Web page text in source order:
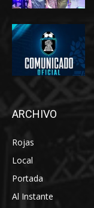
ARCHIVO
Rojas
Local
Portada
Al Instante